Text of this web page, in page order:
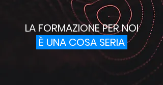
LA FORMAZIONE PER NOI
È UNA COSA SERIA